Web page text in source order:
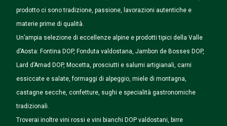
prodotto ci sono tradizione, passione, lavorazioni autentiche e
materie prime di qualità.
Un’ampia selezione di eccellenze alpine e prodotti tipici della Valle
d’Aosta: Fontina DOP, Fonduta valdostana, Jambon de Bosses DOP,
Lard d’Arnad DOP, Mocetta, prosciutti e salumi artigianali, carni
essiccate e salate, formaggi di alpeggio, miele di montagna,
castagne secche, confetture, sughi e specialità gastronomiche
tradizionali.
Troverai inoltre vini rossi e vini bianchi DOP valdostani, birre